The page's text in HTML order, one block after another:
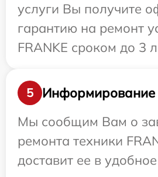
услуги Вы получите
гарантию на ремонт
FRANKE сроком до 3
5
Информирование
Мы сообщим Вам о
ремонта техники
доставит ее в